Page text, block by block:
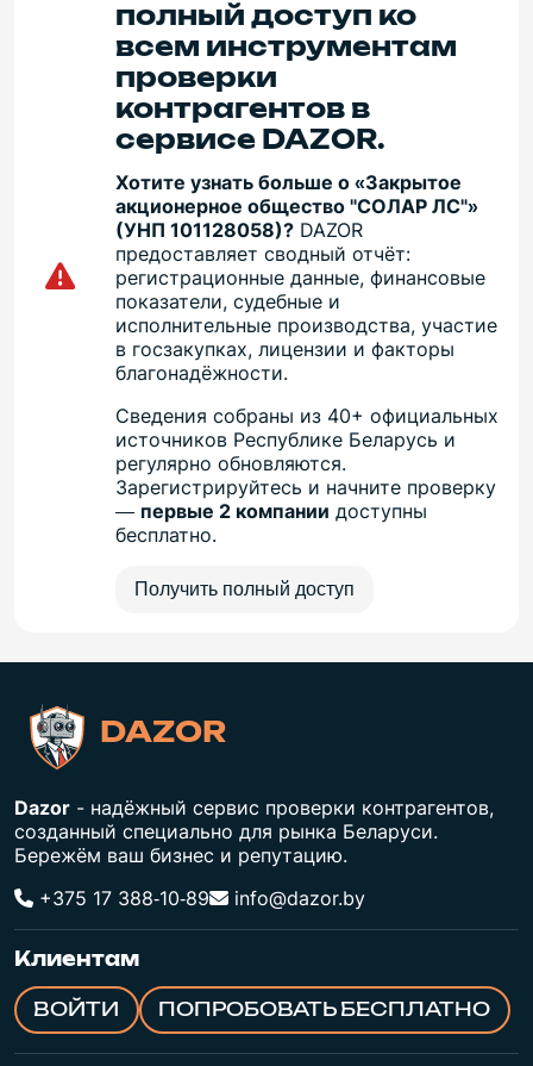
полный доступ ко
всем инструментам
проверки
контрагентов в
сервисе DAZOR.
Хотите узнать больше о «Закрытое
акционерное общество "СОЛАР ЛС"»
(УНП 101128058)? DAZOR
предоставляет сводный отчёт:
регистрационные данные, финансовые
показатели, судебные и
исполнительные производства, участие
в госзакупках, лицензии и факторы
благонадёжности.
Сведения собраны из 40+ официальных
источников Республике Беларусь и
регулярно обновляются.
Зарегистрируйтесь и начните проверку
— первые 2 компании доступны
бесплатно.
Получить полный доступ
DAZOR
Dazor - надёжный сервис проверки контрагентов,
созданный специально для рынка Беларуси.
Бережём ваш бизнес и репутацию.
+375 17 388‑10‑89
info@dazor.by
Клиентам
ВОЙТИ ПОПРОБОВАТЬ БЕСПЛАТНО